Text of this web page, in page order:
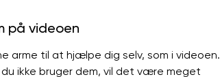
på videoen
arme til at hjælpe dig selv, som i videoen.
ikke bruger dem, vil det være meget